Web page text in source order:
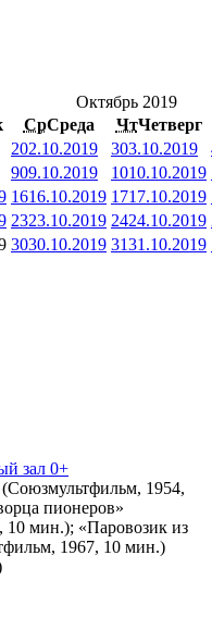
Октябрь 2019
СрСреда ЧтЧетверг
202.10.2019 303.10.2019
909.10.2019 1010.10.2019
1616.10.2019 1717.10.2019
2323.10.2019 2424.10.2019
3030.10.2019 3131.10.2019
зал 0+
1954,
пионеров»
мин.); «Паровозик из
1967, 10 мин.)